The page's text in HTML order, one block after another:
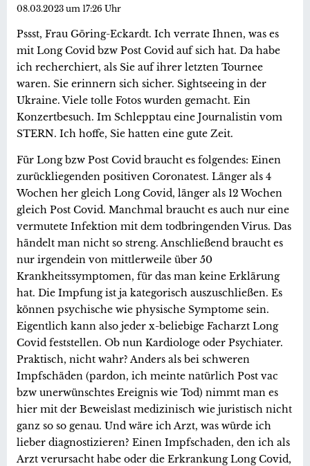
08.03.2023 um 17:26 Uhr
Pssst, Frau Göring-Eckardt. Ich verrate Ihnen, was es
mit Long Covid bzw Post Covid auf sich hat. Da habe
ich recherchiert, als Sie auf ihrer letzten Tournee
waren. Sie erinnern sich sicher. Sightseeing in der
Ukraine. Viele tolle Fotos wurden gemacht. Ein
Konzertbesuch. Im Schlepptau eine Journalistin vom
STERN. Ich hoffe, Sie hatten eine gute Zeit.
Für Long bzw Post Covid braucht es folgendes: Einen
zurückliegenden positiven Coronatest. Länger als 4
Wochen her gleich Long Covid, länger als 12 Wochen
gleich Post Covid. Manchmal braucht es auch nur eine
vermutete Infektion mit dem todbringenden Virus. Das
händelt man nicht so streng. Anschließend braucht es
nur irgendein von mittlerweile über 50
Krankheitssymptomen, für das man keine Erklärung
hat. Die Impfung ist ja kategorisch auszuschließen. Es
können psychische wie physische Symptome sein.
Eigentlich kann also jeder x-beliebige Facharzt Long
Covid feststellen. Ob nun Kardiologe oder Psychiater.
Praktisch, nicht wahr? Anders als bei schweren
Impfschäden (pardon, ich meinte natürlich Post vac
bzw unerwünschtes Ereignis wie Tod) nimmt man es
hier mit der Beweislast medizinisch wie juristisch nicht
ganz so so genau. Und wäre ich Arzt, was würde ich
lieber diagnostizieren? Einen Impfschaden, den ich als
Arzt verursacht habe oder die Erkrankung Long Covid,